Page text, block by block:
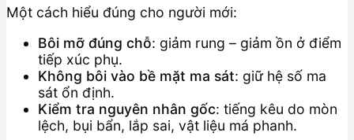
Một cách hiểu đúng cho người mới:
Bôi mỡ đúng chỗ: giảm rung – giảm ồn ở điểm
tiếp xúc phụ.
Không bôi vào bề mặt ma sát: giữ hệ số ma
sát ổn định.
Kiểm tra nguyên nhân gốc: tiếng kêu do mòn
lệch, bụi bẩn, lắp sai, vật liệu má phanh.